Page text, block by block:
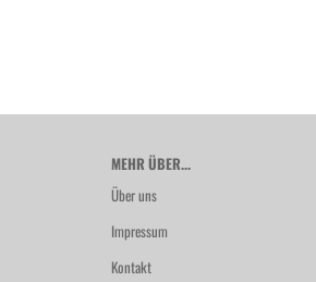
MEHR ÜBER...
Über uns
Impressum
Kontakt